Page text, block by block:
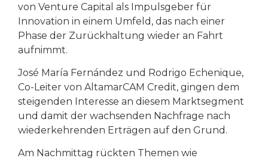
von Venture Capital als Impulsgeber für
Innovation in einem Umfeld, das nach einer
Phase der Zurückhaltung wieder an Fahrt
aufnimmt.
José María Fernández und Rodrigo Echenique,
Co-Leiter von AltamarCAM Credit, gingen dem
steigenden Interesse an diesem Marktsegment
und damit der wachsenden Nachfrage nach
wiederkehrenden Erträgen auf den Grund.
Am Nachmittag rückten Themen wie